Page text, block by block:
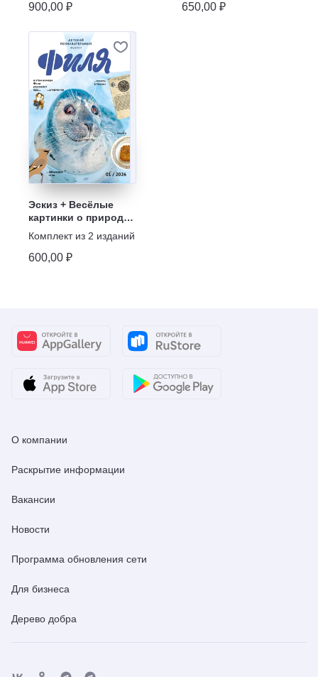
900,00 ₽ 650,00 ₽
Эскиз + Весёлые
картинки о природе.
Журнал для детей
"Филя"
Комплект из 2 изданий
600,00 ₽
О компании
Раскрытие информации
Вакансии
Новости
Программа обновления сети
Для бизнеса
Дерево добра